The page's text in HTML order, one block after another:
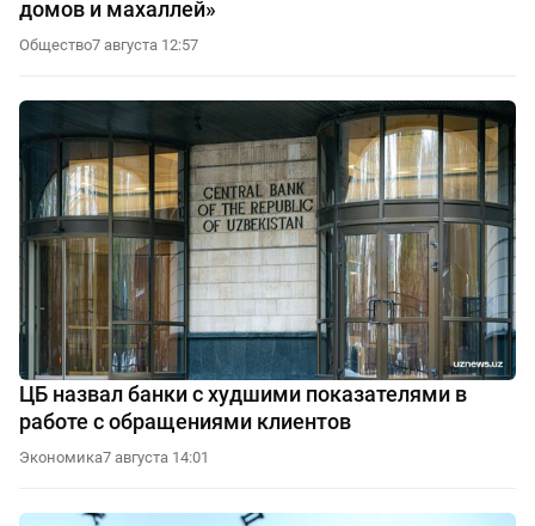
домов и махаллей»
Общество7 августа 12:57
ЦБ назвал банки с худшими показателями в
работе с обращениями клиентов
Экономика7 августа 14:01